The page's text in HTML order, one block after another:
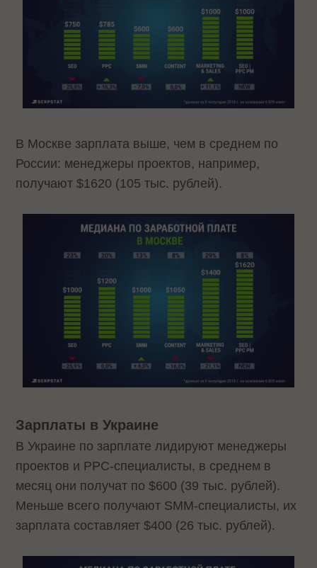
В Москве зарплата выше, чем в среднем по
России: менеджеры проектов, например,
получают $1620 (105 тыс. рублей).
Зарплаты в Украине
В Украине по зарплате лидируют менеджеры
проектов и PPC-специалисты, в среднем в
месяц они получат по $600 (39 тыс. рублей).
Меньше всего получают SMM-специалисты, их
зарплата составляет $400 (26 тыс. рублей).